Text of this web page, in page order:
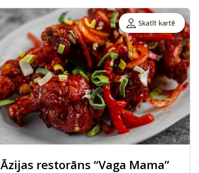
Skatīt kartē
Āzijas restorāns “Vaga Mama”